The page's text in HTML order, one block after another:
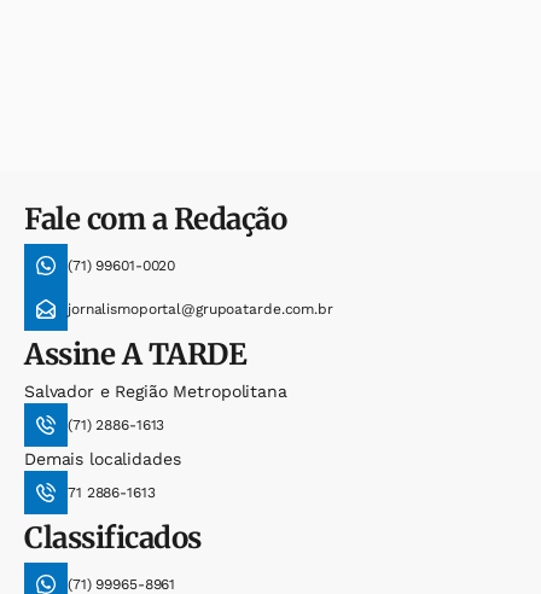
Fale com a Redação
(71) 99601-0020
jornalismoportal@grupoatarde.com.br
AssineA TARDE
Salvador e Região Metropolitana
(71) 2886-1613
Demais localidades
71 2886-1613
Classificados
(71) 99965-8961